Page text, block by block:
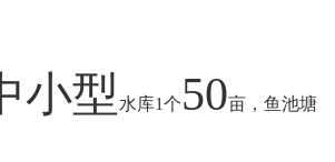
小型 水库1个50亩，鱼池塘